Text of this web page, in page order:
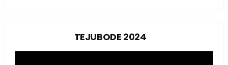
TEJUBODE 2024